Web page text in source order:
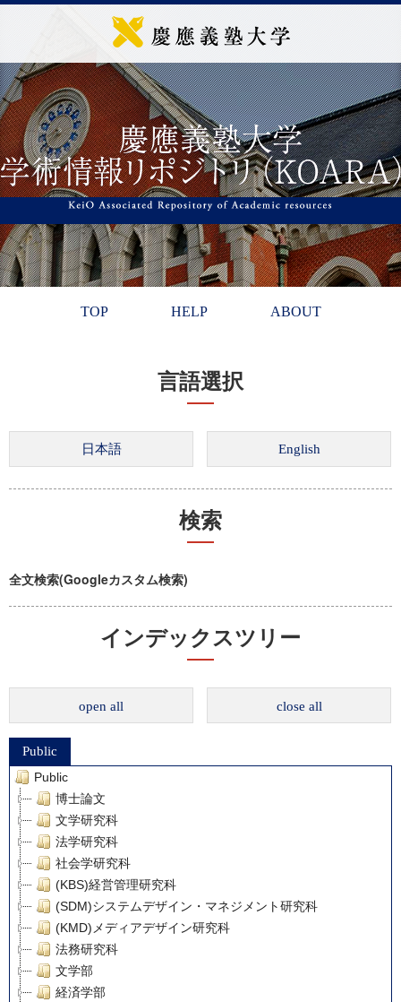
TOP HELP ABOUT
言語選択
検索
全文検索(Googleカスタム検索)
インデックスツリー
open all close all
Public
Public
博士論文
文学研究科
法学研究科
社会学研究科
(KBS)経営管理研究科
(SDM)システムデザイン・マネジメント研究科
(KMD)メディアデザイン研究科
法務研究科
文学部
経済学部